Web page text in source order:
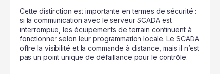
Cette distinction est importante en termes de sécurité :
si la communication avec le serveur SCADA est
interrompue, les équipements de terrain continuent à
fonctionner selon leur programmation locale. Le SCADA
offre la visibilité et la commande à distance, mais il n’est
pas un point unique de défaillance pour le contrôle.